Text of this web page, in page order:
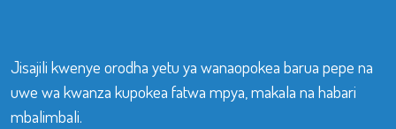
Jisajili kwenye orodha yetu ya wanaopokea barua pepe na
uwe wa kwanza kupokea fatwa mpya, makala na habari
mbalimbali.